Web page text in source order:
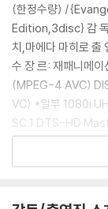
아야나미레이 CV 김
대표작
[미래의 미라이] 미
[일곱개의 대죄] 엘
[리그 오브 레전드]
[신비아파트] 구미호
시키나미 아스카 랭
(한정수량) /
Edition,3disc} 감 독
치,마에다 마히로 출
수 장 르: 재패니메
(MPEG-4 AVC)
VC) *일부 1080i
SC.1 DTS-HD
orean DISC.2
LINEAR PCM